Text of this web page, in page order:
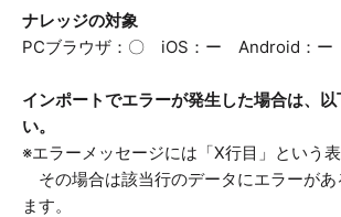
ナレッジの対象
PCブラウザ：〇 iOS：ー Android：ー
インポートでエラーが発生した場合は、
い。
※エラーメッセージには「X行目」という表
その場合は該当行のデータにエラーがあ
ます。